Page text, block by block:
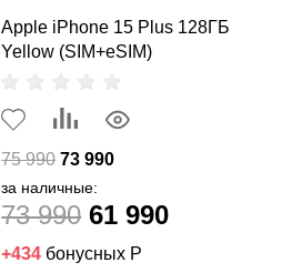
Apple iPhone 15 Plus 128ГБ
Yellow (SIM+eSIM)
75 990 73 990
за наличные:
73 990 61 990
+434 бонусных Р